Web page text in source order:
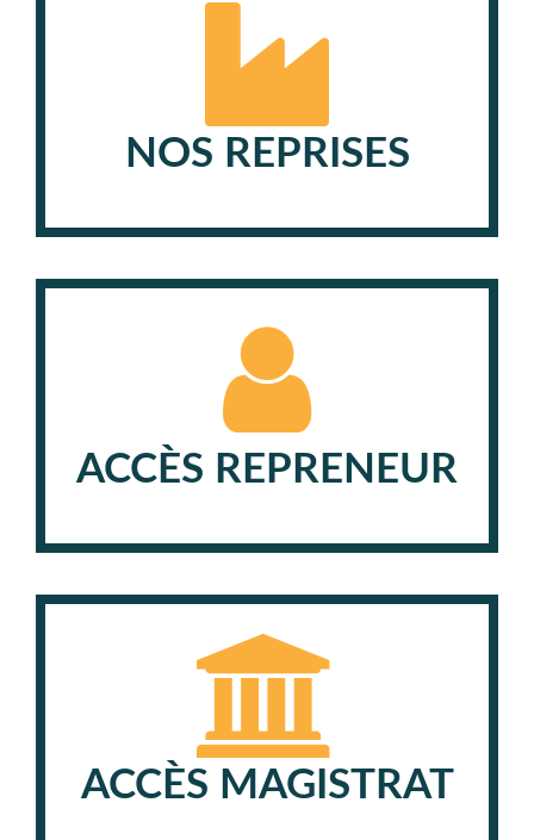
NOS REPRISES
ACCÈS REPRENEUR
ACCÈS MAGISTRAT